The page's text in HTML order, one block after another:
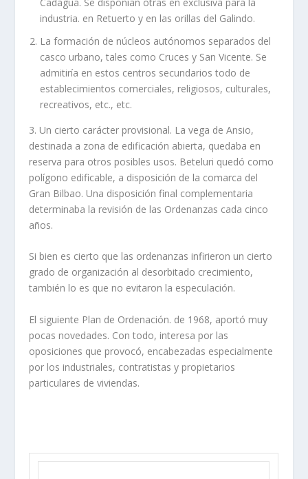
industria. en Retuerto y en las orillas del Galindo.
La formación de núcleos autónomos separados del
casco urbano, tales como Cruces y San Vicente. Se
admitirí­a en estos centros secundarios todo de
establecimientos comerciales, religiosos, cul­turales,
recreativos, etc., etc.
3. Un cierto carácter provisional. La vega de Ansio,
destinada a zona de edificación abierta, quedaba en
reserva para otros posibles usos. Beteluri quedó como
polí­gono edificable, a disposición de la comarca del
Gran Bilbao. Una disposición final complementaria
determinaba la revisión de las Ordenanzas cada cinco
años.
Si bien es cierto que las ordenanzas infirieron un cierto
grado de organización al desorbitado crecimiento,
también lo es que no evitaron la especulación.
El siguiente Plan de Ordenación. de 1968, aportó muy
pocas novedades. Contodo, interesa por las
oposiciones que provocó, encabezadas especialmente
por los industriales, contratistas y propietarios
particulares de viviendas.